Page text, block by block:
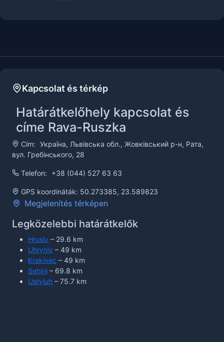
Kapcsolat és térkép
Határátkelőhely kapcsolat és
címe Rava-Ruszka
Cím: Україна, Львівська обл., Жовківський р-н, Рата,
вул. Гребінського, 28
Telefon: +38 (044) 527 63 63
GPS koordináták: 50.273385, 23.589823
Megjelenítés térképen
Legközelebbi határátkelők
Hrusiv – 29.6 km
Uhryniv – 49 km
Krakivec – 49 km
Sehini – 69.8 km
Ustyluh – 75.7 km